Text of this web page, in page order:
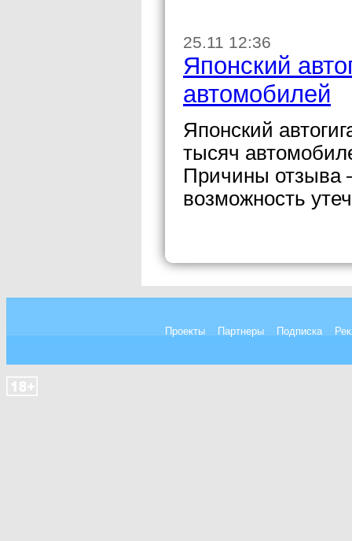
25.11 12:36
Японский
автомобилей
Японский
тысяч
Причины отзыва
возможность
Проекты Партнеры Подписка